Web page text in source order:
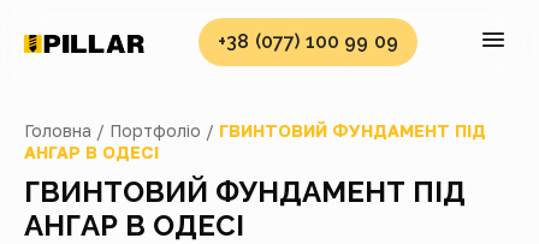
+38 (077) 100 99 09
Головна / Портфоліо / ГВИНТОВИЙ ФУНДАМЕНТ ПІД
АНГАР В ОДЕСІ
ГВИНТОВИЙ ФУНДАМЕНТ ПІД
АНГАР В ОДЕСІ